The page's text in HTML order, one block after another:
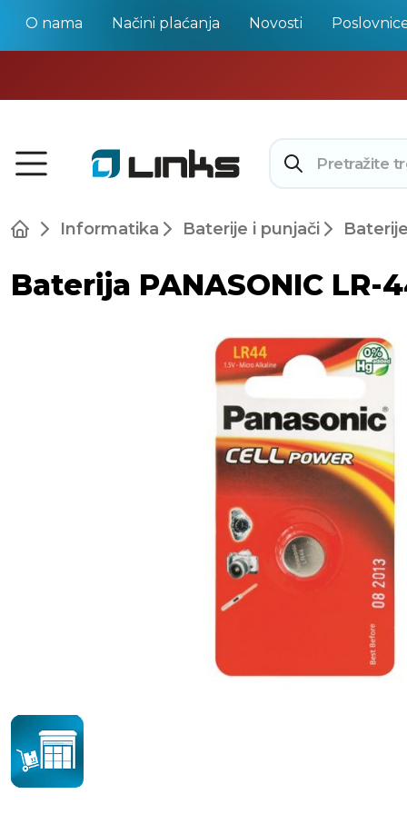
O nama Načini plaćanja Novosti
Informatika Baterije i punjači
Baterija PANASONIC LR-